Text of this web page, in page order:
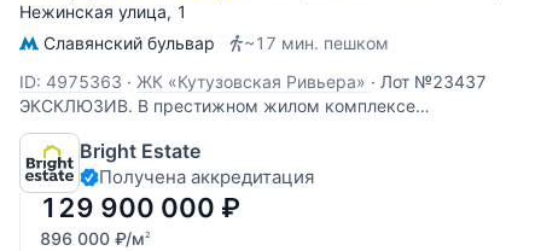
Нежинская улица, 1
Славянский бульвар
~17 мин. пешком
ID: 4975363 · ЖК «Кутузовская Ривьера» · Лот №23437
ЭКСКЛЮЗИВ. В престижном жилом комплексе
Кутузовская Ривьера предлагается изысканная
трехкомнатная квартира площадью 145,1 кв.м. —
пространство, где архитектура, материалы и свет создают
ощущение приватного городского особняка. Интерьер
Bright Estate
Получена аккредитация
129 900 000 ₽
896 000 ₽/м2